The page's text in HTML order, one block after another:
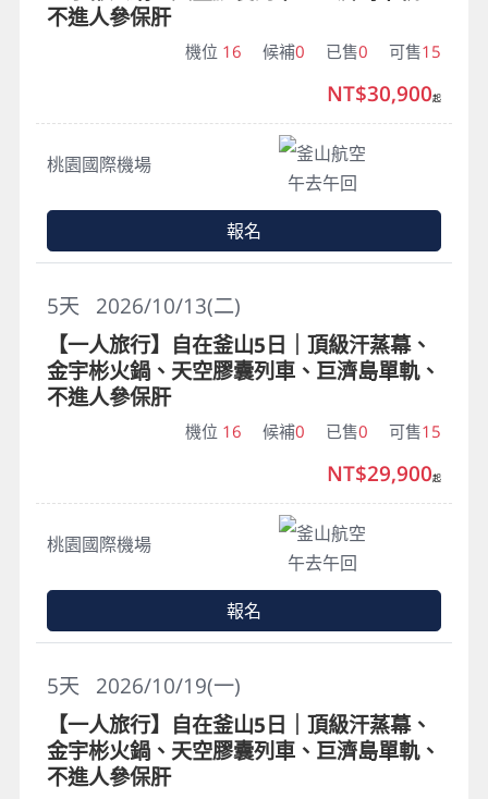
不進人參保肝
機位 16 候補0 已售0 可售15
桃園國際機場
釜山航空
午去午回
NT$30,900起
報名
2026/10/13(二)
5天
【一人旅行】自在釜山5日｜頂級汗蒸幕、
金宇彬火鍋、天空膠囊列車、巨濟島單軌、
不進人參保肝
機位 16 候補0 已售0 可售15
桃園國際機場
釜山航空
午去午回
NT$29,900起
報名
2026/10/19(一)
5天
【一人旅行】自在釜山5日｜頂級汗蒸幕、
金宇彬火鍋、天空膠囊列車、巨濟島單軌、
不進人參保肝